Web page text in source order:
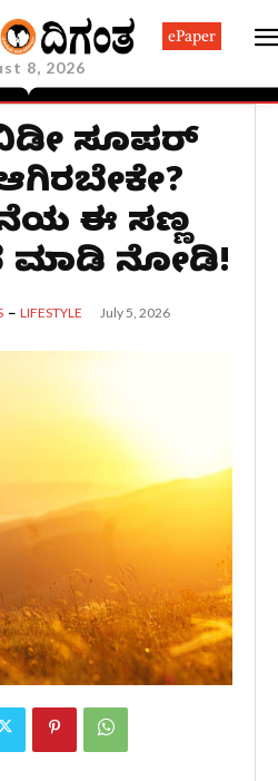
8, 2026
ePaper
ಸೂಪರ್
ಈ ಸಣ್ಣ
ಮಾಡಿ ನೋಡಿ!
LIFESTYLE July 5, 2026